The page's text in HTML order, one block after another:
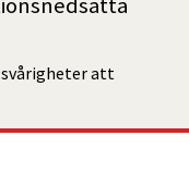
svårigheter att